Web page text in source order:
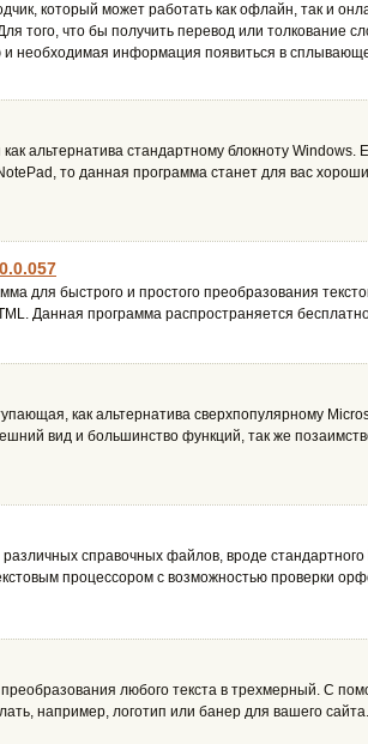
который может работать как офлайн, так и
того, что бы получить перевод или толкование
и необходимая информация появиться в
альтернатива стандартному блокноту Windows.
то данная программа станет для вас
для быстрого и простого преобразования
Данная программа распространяется
как альтернатива сверхпопулярному
вид и большинство функций, так же
справочных файлов, вроде
процессором с возможностью проверки
любого текста в трехмерный. С
например, логотип или банер для вашего сайта.